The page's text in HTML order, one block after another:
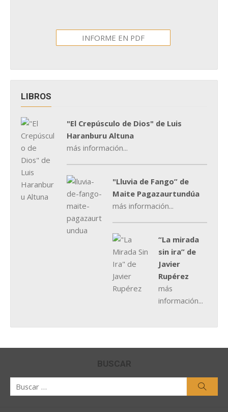
INFORME EN PDF
LIBROS
"El Crepúsculo de Dios" de Luis
Haranburu Altuna
más información...
"Lluvia de Fango” de
Maite Pagazaurtundúa
más información...
“La mirada
sin ira” de
Javier
Rupérez
más
información...
BUSCAR